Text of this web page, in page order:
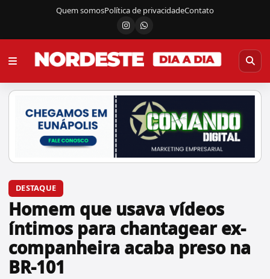
Quem somosPolítica de privacidadeContato
InstagramCanal do WhatsApp
DESTAQUE
Homem que usava vídeos
íntimos para chantagear ex-
companheira acaba preso na
BR-101